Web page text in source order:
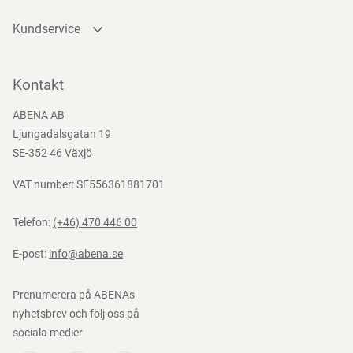
specifika behov.
Funktioner
Kundservice
Bli kund
Nedladdningar
Kontakt
ABENA AB
Ljungadalsgatan 19
SE-352 46 Växjö
VAT number: SE556361881701
Telefon: (+46) 470 446 00
E-post: info@abena.se
Prenumerera på ABENAs
nyhetsbrev och följ oss på
sociala medier